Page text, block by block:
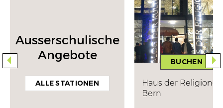
Ausserschulische
Angebote
ALLE STATIONEN
BUCHEN
Haus der Religionen
Bern